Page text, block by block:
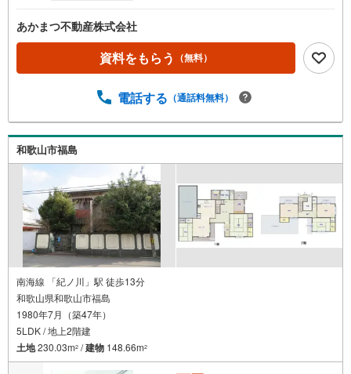
あかまつ不動産株式会社
資料をもらう （無料）
電話する （通話料無料）
和歌山市福島
南海線 「紀ノ川」駅 徒歩13分
和歌山県和歌山市福島
1980年7月（築47年）
5LDK / 地上2階建
土地230.03m2 /建物 148.66m2